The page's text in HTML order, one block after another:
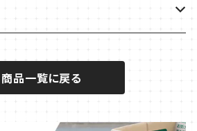
商品一覧に戻る